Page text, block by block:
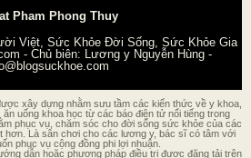
Việt, Sức Khỏe Đời Sống, Sức Khỏe Gia
- Chủ biên: Lương y Nguyễn Hùng-
xây dựng nhằm sưu tầm các kiến thức về y khoa,
uống khoa học từ các báo điện tử nổi tiếng trong
phục vụ, chăm sóc cho đời sống sức khỏe của các
hơn. Là sân chơi cho các lương y, bác sĩ có tâm với
phục vụ cộng đồng phi lợi nhuận.
dẫn hoặc phương pháp điều trị được đăng tải trên